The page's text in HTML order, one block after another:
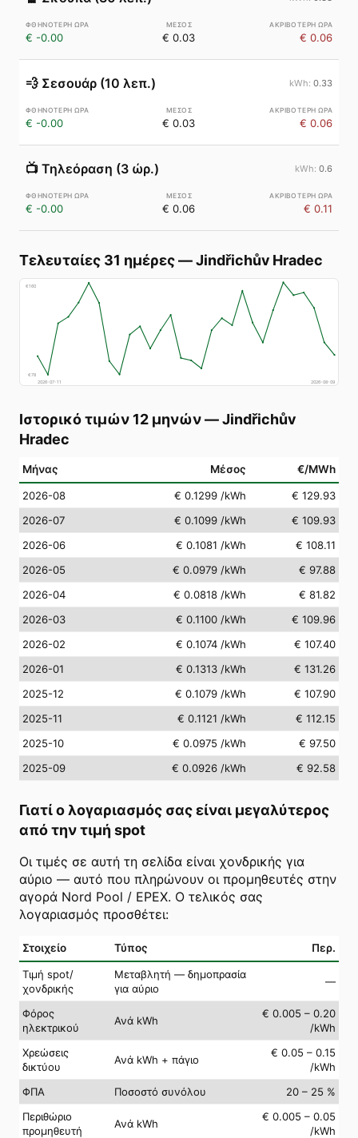
€ -0.00 € 0.03 € 0.06
💨 Σεσουάρ (10 λεπ.) 0.33
€ -0.00 € 0.03 € 0.06
📺 Τηλεόραση (3 ώρ.) 0.6
€ -0.00 € 0.06 € 0.11
Τελευταίες 31 ημέρες—Jindřichův Hradec
€160
€78
2026-07-11
2026-08-09
Ιστορικό τιμών 12 μηνών—Jindřichův
Hradec
Μήνας Μέσος €/MWh
2026-08 € 0.1299 /kWh
€ 129.93
2026-07
€ 0.1099 /kWh
€ 109.93
2026-06
€ 0.1081 /kWh
€ 108.11
2026-05
€ 0.0979 /kWh
€ 97.88
2026-04
€ 0.0818 /kWh
€ 81.82
2026-03
€ 0.1100 /kWh
€ 109.96
2026-02
€ 0.1074 /kWh
€ 107.40
2026-01
€ 0.1313 /kWh
€ 131.26
2025-12
€ 0.1079 /kWh
€ 107.90
2025-11
€ 0.1121 /kWh
€ 112.15
2025-10
€ 0.0975 /kWh
€ 97.50
2025-09
€ 0.0926 /kWh € 92.58
Γιατί ο λογαριασμός σας είναι μεγαλύτερος
από την τιμή spot
Οι τιμές σε αυτή τη σελίδα είναι χονδρικής για
αύριο — αυτό που πληρώνουν οι προμηθευτές στην
αγορά Nord Pool / EPEX. Ο τελικός σας
λογαριασμός προσθέτει:
Στοιχείο Τύπος Περ.
Τιμή spot/
χονδρικής
Μεταβλητή — δημοπρασία
για αύριο
—
Φόρος
ηλεκτρικού
Ανά kWh
€ 0.005 – 0.20
/kWh
Χρεώσεις
δικτύου
Ανά kWh + πάγιο
€ 0.05 – 0.15
/kWh
ΦΠΑ
Ποσοστό συνόλου
20 – 25 %
Περιθώριο
προμηθευτή
Ανά kWh
€ 0.005 – 0.05
/kWh